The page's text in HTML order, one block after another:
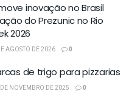
inovação no Brasil
do Prezunic no Rio
2026
AGOSTO DE 2026 0
de trigo para pizzarias
NOVEMBRO DE 2025 0